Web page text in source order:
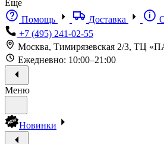
Еще
Помощь
Доставка
+7 (495) 241-02-55
Москва, Тимирязевская 2/3, ТЦ
Ежедневно: 10:00–21:00
Меню
Новинки